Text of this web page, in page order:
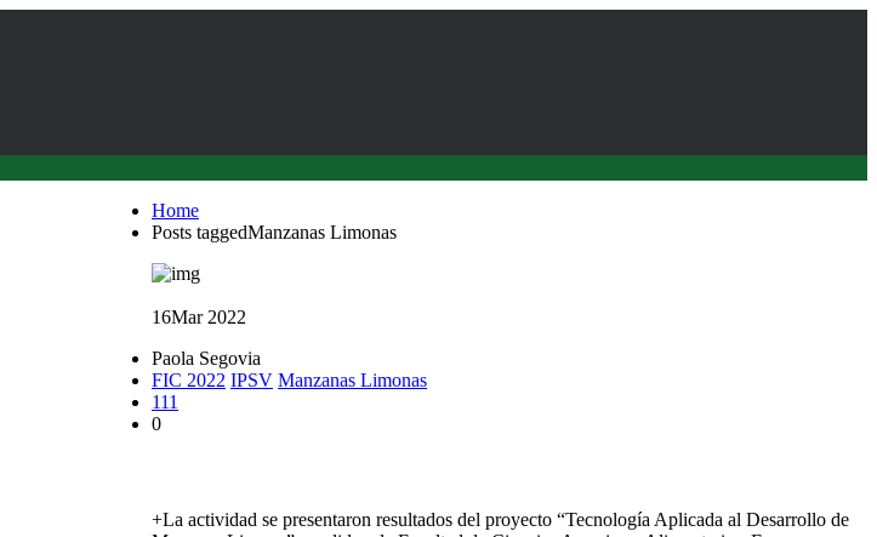
Home
Posts taggedManzanas Limonas
16Mar 2022
Paola Segovia
FIC 2022 IPSV Manzanas Limonas
111
0
+La actividad se presentaron resultados del proyecto “Tecnología Aplicada al Desarrollo de